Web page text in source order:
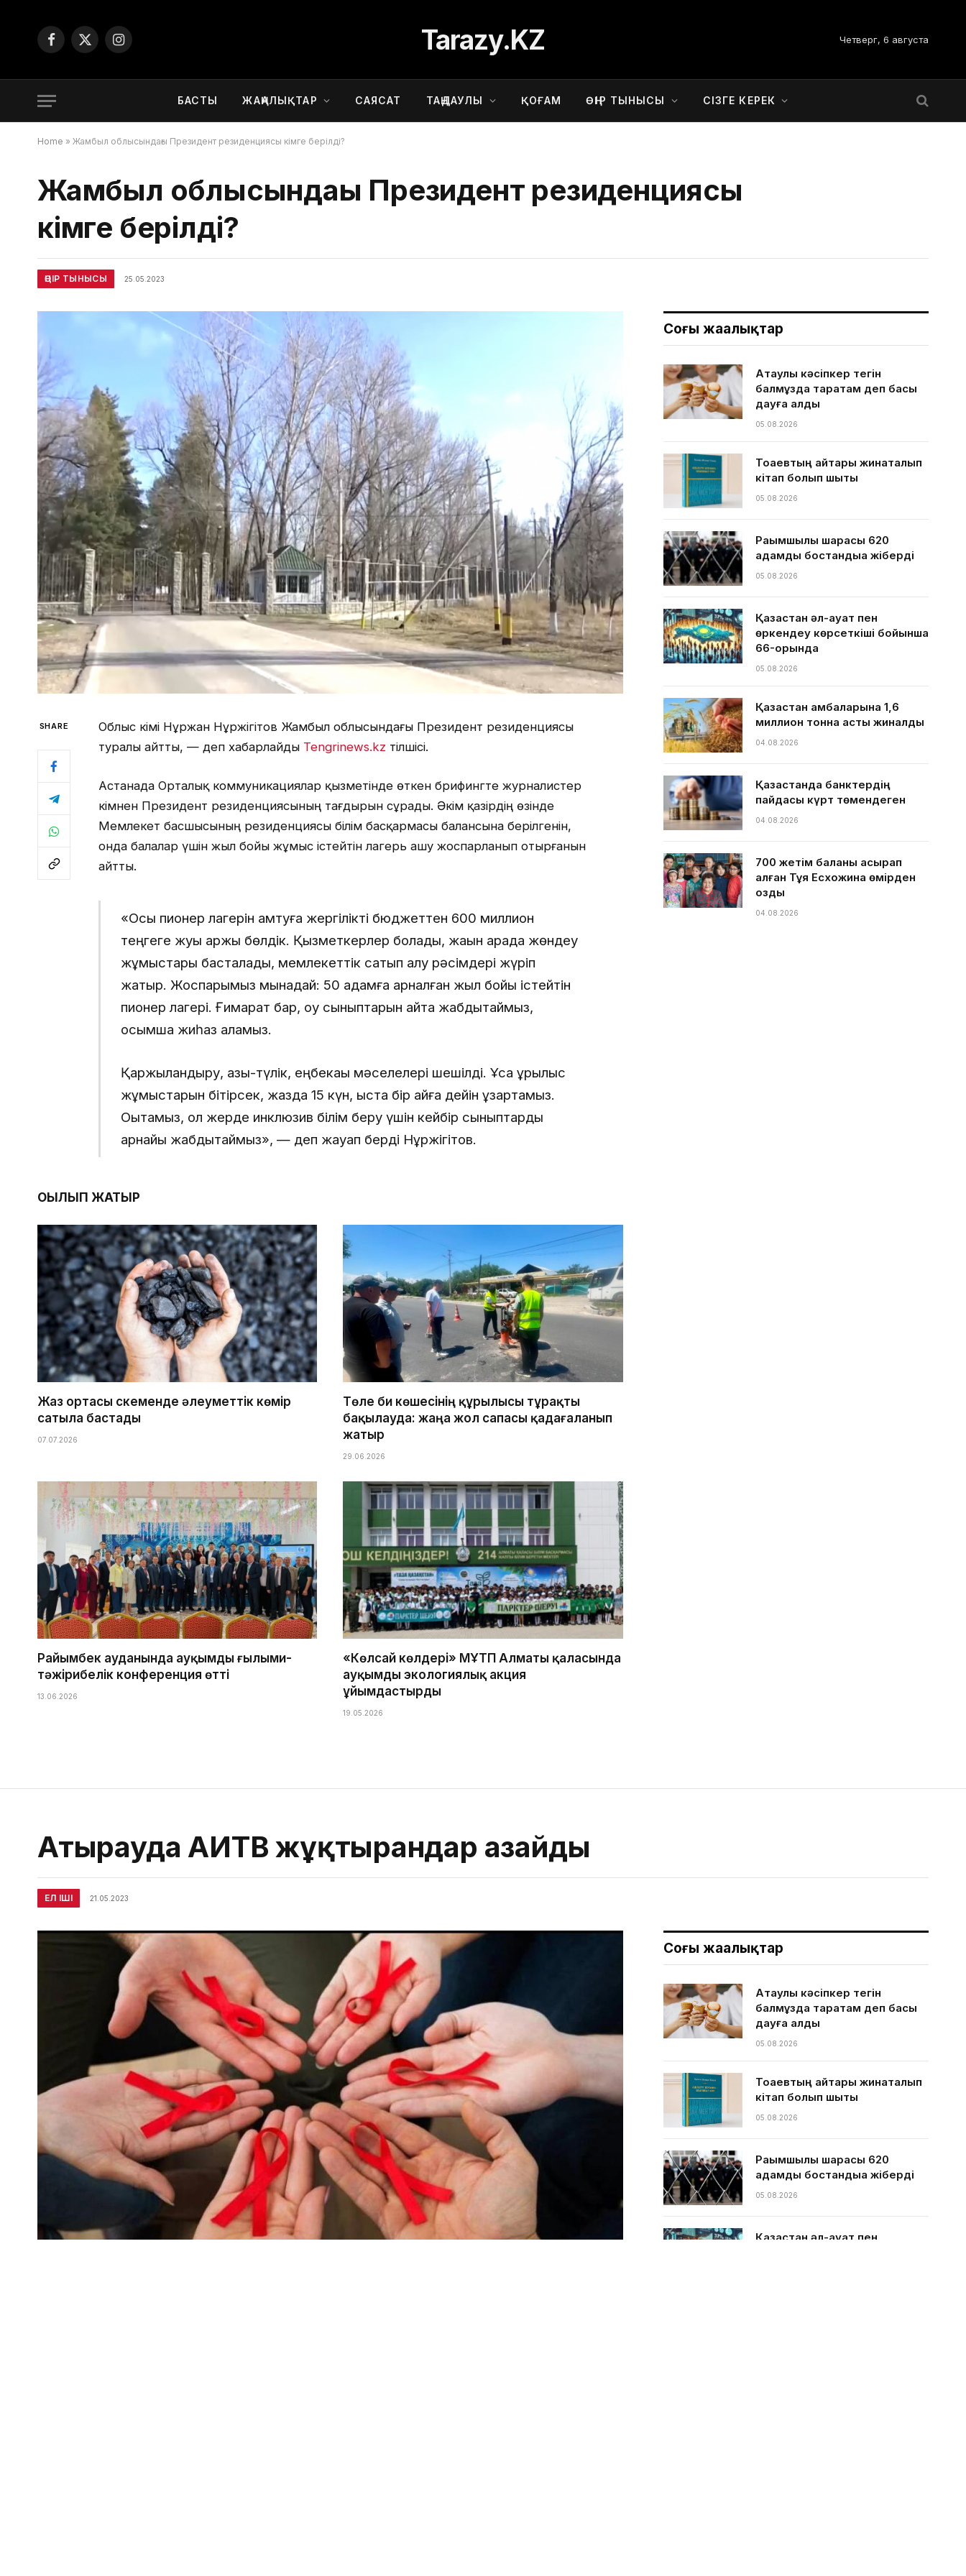
Facebook
X
Instagram Tarazy.KZ Четверг, 6 августа
БАСТЫ ЖАҢАЛЫҚТАР САЯСАТ ТАҢДАУЛЫ ҚОҒАМ ӨҢІР ТЫНЫСЫ СІЗГЕ КЕРЕК
Home » Жамбыл облысындағы Президент резиденциясы кімге берілді?
Жамбыл облысындағы Президент резиденциясы
кімге берілді?
ӨҢІР ТЫНЫСЫ 25.05.2023
SHARE
Облыс әкімі Нұржан Нұржігітов Жамбыл облысындағы Президент резиденциясы
туралы айтты, — деп хабарлайды Tengrinews.kz тілшісі.
Астанада Орталық коммуникациялар қызметінде өткен брифингте журналистер
әкімнен Президент резиденциясының тағдырын сұрады. Әкім қазірдің өзінде
Мемлекет басшысының резиденциясы білім басқармасы балансына берілгенін,
онда балалар үшін жыл бойы жұмыс істейтін лагерь ашу жоспарланып отырғанын
айтты.
«Осы пионер лагерін қамтуға жергілікті бюджеттен 600 миллион
теңгеге жуық қаржы бөлдік. Қызметкерлер болады, жақын арада жөндеу
жұмыстары басталады, мемлекеттік сатып алу рәсімдері жүріп
жатыр. Жоспарымыз мынадай: 50 адамға арналған жыл бойы істейтін
пионер лагері. Ғимарат бар, оқу сыныптарын қайта жабдықтаймыз,
қосымша жиһаз аламыз.
Қаржыландыру, азық-түлік, еңбекақы мәселелері шешілді. Ұсақ құрылыс
жұмыстарын бітірсек, жазда 15 күн, қыста бір айға дейін ұзартамыз.
Оқытамыз, ол жерде инклюзив білім беру үшін кейбір сыныптарды
арнайы жабдықтаймыз», — деп жауап берді Нұржігітов.
ОҚЫЛЫП ЖАТЫР
Жаз ортасы Өскеменде әлеуметтік көмір
сатыла бастады
07.07.2026
Төле би көшесінің құрылысы тұрақты
бақылауда: жаңа жол сапасы қадағаланып
жатыр
29.06.2026
Райымбек ауданында ауқымды ғылыми-
тәжірибелік конференция өтті
13.06.2026
«Көлсай көлдері» МҰТП Алматы қаласында
ауқымды экологиялық акция
ұйымдастырды
19.05.2026
Соңғы жаңалықтар
Ақтаулық кәсіпкер тегін
балмұздақ таратам деп басы
дауға қалды
05.08.2026
Тоқаевтың айтқары жинақталып
кітап болып шықты
05.08.2026
Рақымшылық шарасы 620
адамды бостандыққа жіберді
05.08.2026
Қазақстан әл-ауқат пен
өркендеу көрсеткіші бойынша
66-орында
05.08.2026
Қазақстан қамбаларына 1,6
миллион тонна астық жиналды
04.08.2026
Қазақстанда банктердің
пайдасы күрт төмендеген
04.08.2026
700 жетім баланы асырап
алған Тұяқ Есхожина өмірден
озды
04.08.2026
Атырауда АИТВ жұқтырғандар азайды
ЕЛ ІШІ 21.05.2023
Соңғы жаңалықтар
Ақтаулық кәсіпкер тегін
балмұздақ таратам деп басы
дауға қалды
05.08.2026
Тоқаевтың айтқары жинақталып
кітап болып шықты
05.08.2026
Рақымшылық шарасы 620
адамды бостандыққа жіберді
05.08.2026
Қазақстан әл-ауқат пен